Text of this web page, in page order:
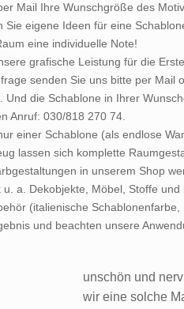
Mail Ihre Wunschgröße des
Sie eigene Ideen für eine
eine individuelle Note!
grafische Leistung für die
senden Sie uns bitte per
Und die Schablone in Ihrer
Anruf: 030/818 270 74.
einer Schablone (als endlose
lassen sich komplette
in unserem Shop
u. a. Dekobjekte, Möbel, Stoffe
(italienische
und beachten unsere
unschön und
wir eine solche